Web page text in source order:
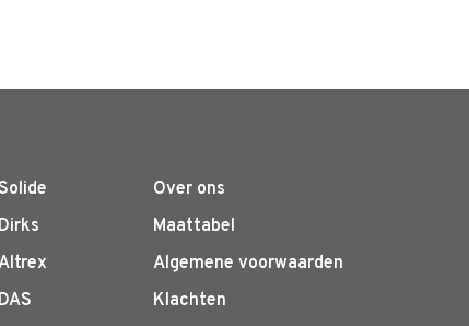
Dirks
DAS
Over ons
Maattabel
Algemene voorwaarden
Klachten